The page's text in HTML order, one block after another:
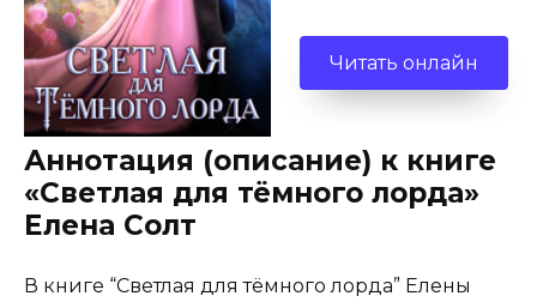
Читать онлайн
Аннотация (описание) к книге
«Светлая для тёмного лорда»
Елена Солт
В книге “Светлая для тёмного лорда” Елены